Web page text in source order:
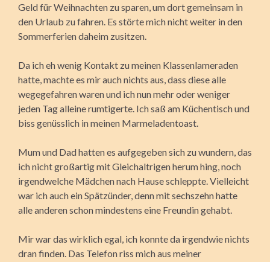
Geld für Weihnachten zu sparen, um dort gemeinsam in
den Urlaub zu fahren. Es störte mich nicht weiter in den
Sommerferien daheim zusitzen.
Da ich eh wenig Kontakt zu meinen Klassenlameraden
hatte, machte es mir auch nichts aus, dass diese alle
wegegefahren waren und ich nun mehr oder weniger
jeden Tag alleine rumtigerte. Ich saß am Küchentisch und
biss genüsslich in meinen Marmeladentoast.
Mum und Dad hatten es aufgegeben sich zu wundern, das
ich nicht großartig mit Gleichaltrigen herum hing, noch
irgendwelche Mädchen nach Hause schleppte. Vielleicht
war ich auch ein Spätzünder, denn mit sechszehn hatte
alle anderen schon mindestens eine Freundin gehabt.
Mir war das wirklich egal, ich konnte da irgendwie nichts
dran finden. Das Telefon riss mich aus meiner